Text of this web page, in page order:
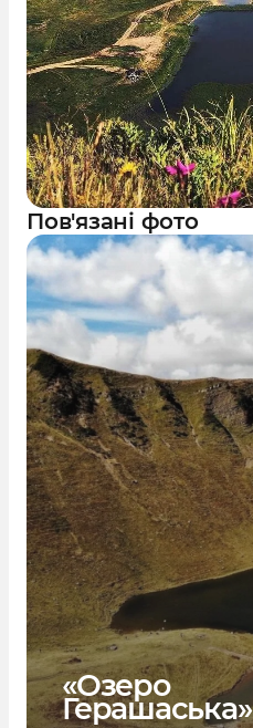
Пов'язані фото
«Озеро
Герашаська»